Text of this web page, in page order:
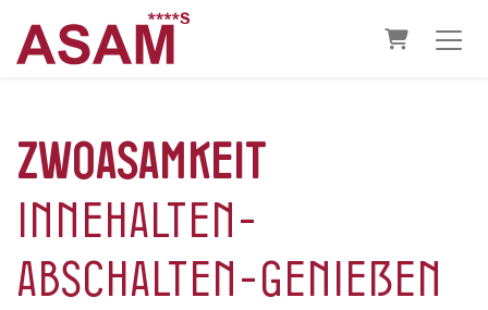
Warenkorb
ZwoASAMkeit
innehalten-
abschalten-genießen